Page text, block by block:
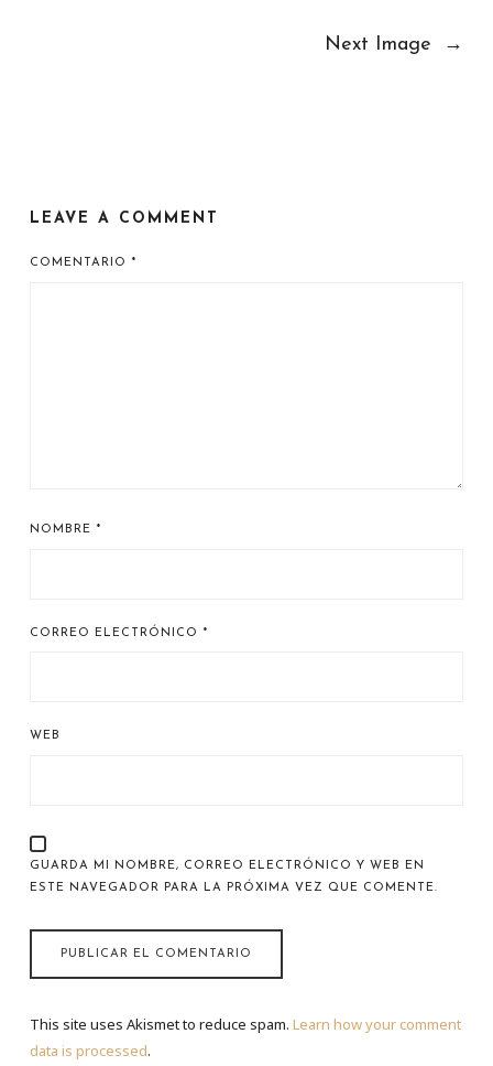
Next Image →
LEAVE A COMMENT
COMENTARIO *
NOMBRE *
CORREO ELECTRÓNICO *
WEB
GUARDA MI NOMBRE, CORREO ELECTRÓNICO Y WEB EN
ESTE NAVEGADOR PARA LA PRÓXIMA VEZ QUE COMENTE.
This site uses Akismet to reduce spam. Learn how your comment
data is processed.